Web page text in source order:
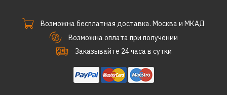
(25.065.D0620.410)
7711р.
Возможна бесплатная доставка. Москва и МКАД
Возможна оплата при получении
Заказывайте 24 часа в сутки